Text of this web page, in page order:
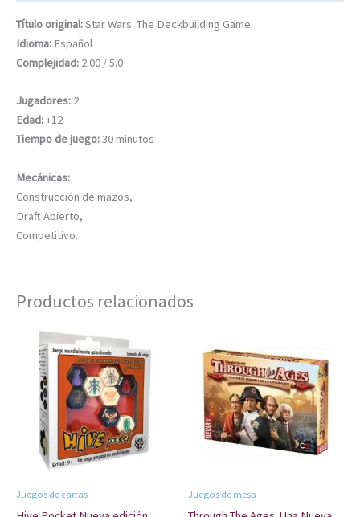
Título original:Star Wars: The Deckbuilding Game
Idioma: Español
Complejidad: 2.00 / 5.0
Jugadores: 2
Edad:+12
Tiempo de juego:30 minutos
Mecánicas:
Construcción de mazos,
Draft Abierto,
Competitivo.
Productos relacionados
Juegos de cartas Juegos de mesa